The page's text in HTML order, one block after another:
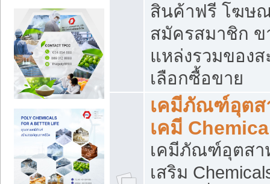
สินค้าฟรี โฆษ
สมัครสมาชิก ข
แหล่งรวมของ
เลือกซื้อขาย
เคมีภัณฑ์อุตส
เคมี
เคมีภัณฑ์อุตสา
เสริม